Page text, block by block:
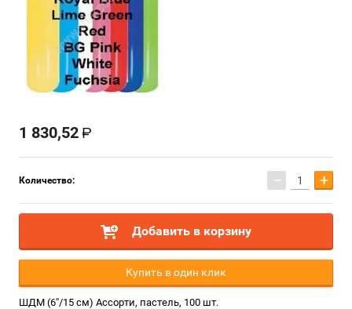
1 830,52
Количество: − +
Добавить в корзину
Купить в один клик
ШДМ (6''/15 см) Ассорти, пастель, 100 шт.